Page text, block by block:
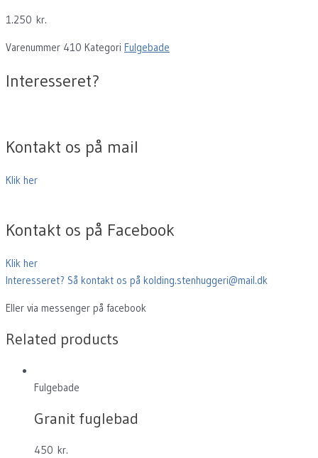
1.250 kr.
Varenummer 410 Kategori Fulgebade
Interesseret?
Kontakt os på mail
Klik her
Kontakt os på Facebook
Klik her
Interesseret? Så kontakt os på kolding.stenhuggeri@mail.dk
Eller via messenger på facebook
Related products
Fulgebade
Granit fuglebad
450 kr.